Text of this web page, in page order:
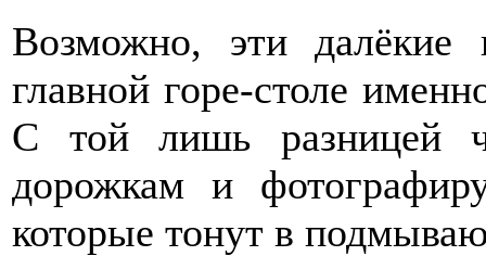
Возможно, эти далёкие
главной горе-столе
С той лишь разницей
дорожкам и
которые тонут в